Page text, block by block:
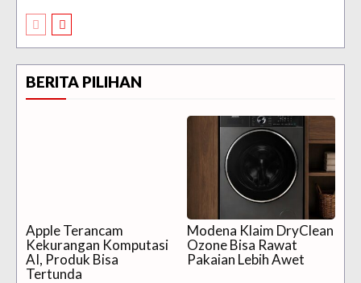
BERITA PILIHAN
Apple Terancam
Kekurangan Komputasi
AI, Produk Bisa
Tertunda
Modena Klaim DryClean
Ozone Bisa Rawat
Pakaian Lebih Awet